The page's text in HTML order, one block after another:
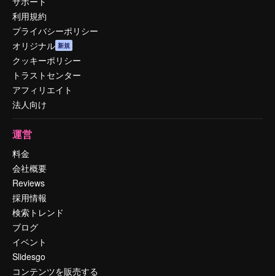
利用規約
プライバシーポリシー
オリジナル 新規
クッキーポリシー
トラストセンター
アフィリエイト
法人向け
運営
料金
会社概要
Reviews
採用情報
検索トレンド
ブログ
イベント
Slidesgo
コンテンツを販売する